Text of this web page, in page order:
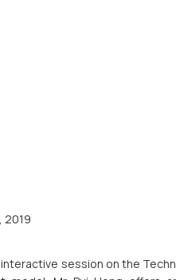
2019
session on the